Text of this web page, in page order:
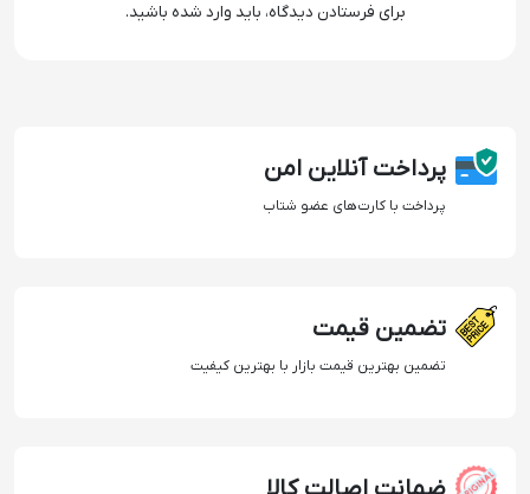
برای فرستادن دیدگاه، باید وارد شده باشید.
پرداخت آنلاین امن
پرداخت با کارت‌های عضو شتاب
تضمین قیمت
تضمین بهترین قیمت بازار با بهترین کیفیت